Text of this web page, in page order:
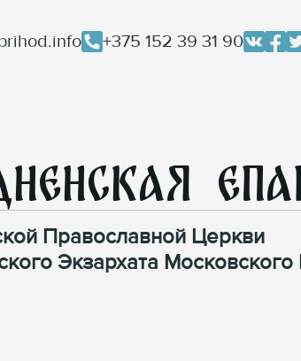
+375 152 39 31 90
Православной Церкви
Экзархата Московского